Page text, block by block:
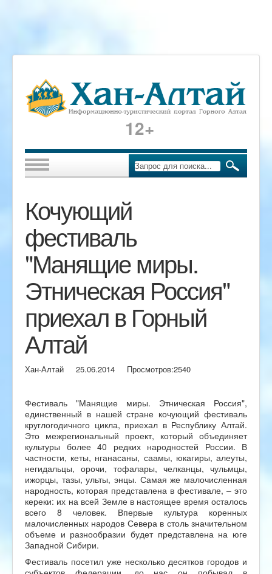
12+
Кочующий
фестиваль
"Манящие миры.
Этническая Россия"
приехал в Горный
Алтай
Хан-Алтай 25.06.2014 Просмотров:2540
Фестиваль "Манящие миры. Этническая Россия",
единственный в нашей стране кочующий фестиваль
круглогодичного цикла, приехал в Республику Алтай.
Это межрегиональный проект, который объединяет
культуры более 40 редких народностей России. В
частности, кеты, нганасаны, саамы, юкагиры, алеуты,
негидальцы, орочи, тофалары, челканцы, чульмцы,
ижорцы, тазы, ульты, энцы. Самая же малочисленная
народность, которая представлена в фестивале, – это
кереки: их на всей Земле в настоящее время осталось
всего 8 человек. Впервые культура коренных
малочисленных народов Севера в столь значительном
объеме и разнообразии будет представлена на юге
Западной Сибири.
Фестиваль посетил уже несколько десятков городов и